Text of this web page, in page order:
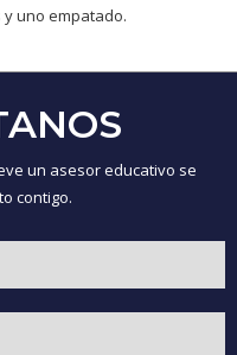
y uno empatado.
un asesor educativo se
contigo.